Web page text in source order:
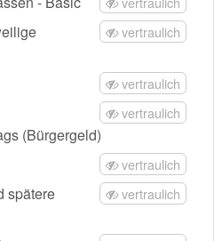
vertraulich
vertraulich
vertraulich
(Bürgergeld)
vertraulich
vertraulich
spätere